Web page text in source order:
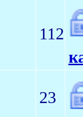
112
23